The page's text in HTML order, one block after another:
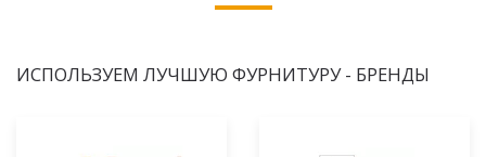
ИСПОЛЬЗУЕМ ЛУЧШУЮ ФУРНИТУРУ - БРЕНДЫ